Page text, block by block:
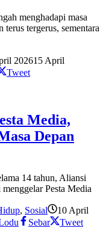
menghadapi masa
tergerus, sementara
202615 April
Tweet
Media,
Depan
14 tahun, Aliansi
Pesta Media
, Sosial
10 April
Sebar
Tweet